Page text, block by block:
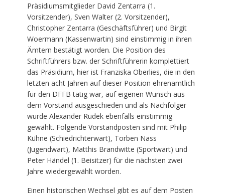
Präsidiumsmitglieder David Zentarra (1.
Vorsitzender), Sven Walter (2. Vorsitzender),
Christopher Zentarra (Geschäftsführer) und Birgit
Woermann (Kassenwartin) sind einstimmig in ihren
Ämtern bestätigt worden. Die Position des
Schriftführers bzw. der Schriftführerin komplettiert
das Präsidium, hier ist Franziska Oberlies, die in den
letzten acht Jahren auf dieser Position ehrenamtlich
für den DFFB tätig war, auf eigenen Wunsch aus
dem Vorstand ausgeschieden und als Nachfolger
wurde Alexander Rudek ebenfalls einstimmig
gewählt. Folgende Vorstandposten sind mit Philip
Kühne (Schiedrichterwart), Torben Nass
(Jugendwart), Matthis Brandwitte (Sportwart) und
Peter Händel (1. Beisitzer) für die nächsten zwei
Jahre wiedergewählt worden.
Einen historischen Wechsel gibt es auf dem Posten